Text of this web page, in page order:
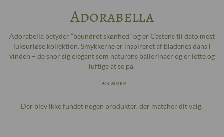
Adorabella
Adorabella betyder ”beundret skønhed” og er Castens til dato mest
luksuriøse kollektion. Smykkerneer inspireret af bladenes dans i
vinden – de snor sig elegant som naturens ballerinaer og er lette og
luftige at se på.
Læs mere
Der blev ikke fundet nogen produkter, der matcher dit valg.